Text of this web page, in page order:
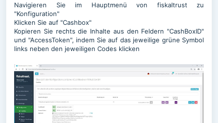
Navigieren Sie im Hauptmenü von fiskaltrust zu
"Konfiguration"
Klicken Sie auf "Cashbox"
Kopieren Sie rechts die Inhalte aus den Feldern "CashBoxID"
und "AccessToken", indem Sie auf das jeweilige grüne Symbol
links neben den jeweiligen Codes klicken